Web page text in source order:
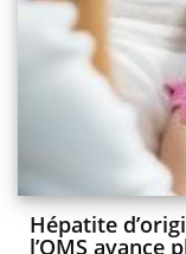
Hépatite
l’OMS avance